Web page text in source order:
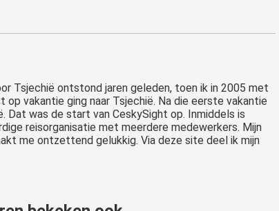
Tsjechië ontstond jaren geleden, toen ik in 2005 met
vakantie ging naar Tsjechië. Na die eerste vakantie
Dat was de start van CeskySight op. Inmiddels is
reisorganisatie met meerdere medewerkers. Mijn
me ontzettend gelukkig. Via deze site deel ik mijn